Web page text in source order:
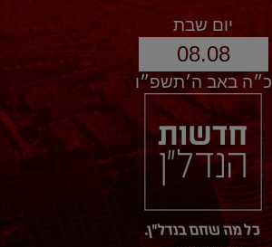
יום שבת
08.08
כ״ה באב ה׳תשפ״ו